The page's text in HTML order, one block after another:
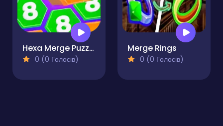
Hexa Merge Puzzle
0 (0 Голосів)
Merge Rings
0 (0 Голосів)